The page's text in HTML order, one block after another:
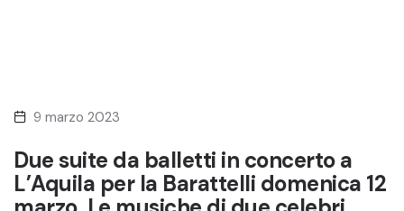
9 marzo 2023
Due suite da balletti in concerto a
L’Aquila per la Barattelli domenica 12